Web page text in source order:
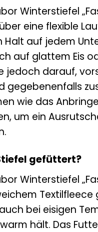
Winterstiefel
eine flexible
Halt auf jedem
auf glattem Eis
jedoch darauf,
gegebenenfalls
wie das
um ein
gefüttert?
Winterstiefel
bei eisigen
hält. Das